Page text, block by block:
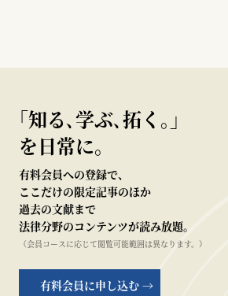
｢知る､学ぶ､拓く｡｣
を日常に。
有料会員への登録で、
ここだけの限定記事のほか
過去の文献まで
法律分野のコンテンツが読み放題。
（会員コースに応じて閲覧可能範囲は異なります。）
有料会員に申し込む →